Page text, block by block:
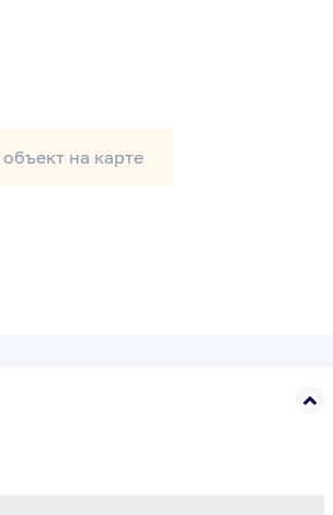
объект на карте